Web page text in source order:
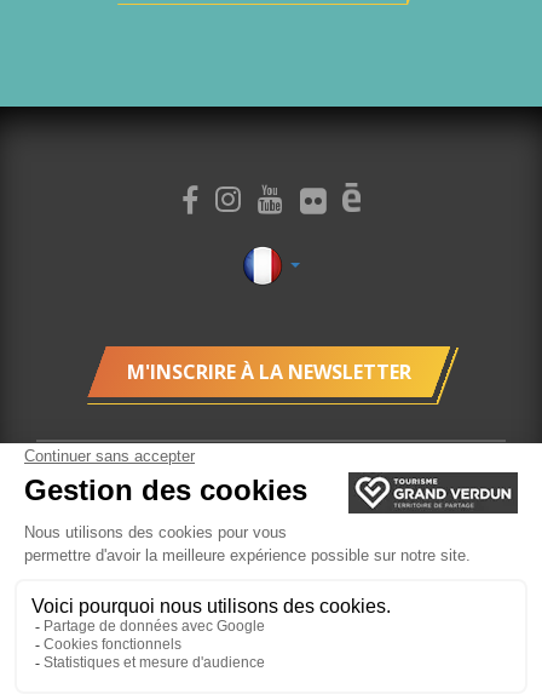
M'INSCRIRE À LA NEWSLETTER
Gestion des cookies Mentions légales Plan du site
Site réalisé par l'Agence Felix